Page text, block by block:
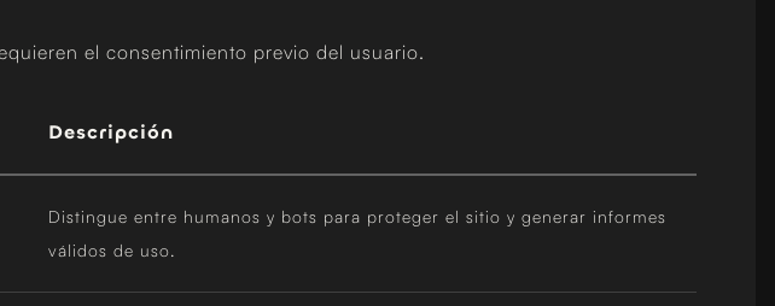
el consentimiento previo del usuario.
Descripción
Distingue entre humanos y bots para proteger el sitio y generar informes
válidos de uso.